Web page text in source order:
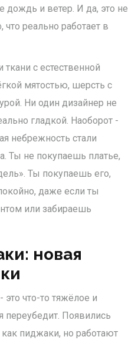
дождь и ветер. И да, это не
что реально работает в
с естественной
мятостью, шерсть с
Ни один дизайнер не
гладкой. Наоборот -
небрежность стали
Ты не покупаешь платье,
Ты покупаешь его,
даже если ты
или забираешь
новая
это что-то тяжёлое и
переубедит. Появились
пиджаки, но работают